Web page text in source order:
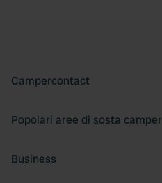
Campercontact
Popolari aree di sosta camper
Business